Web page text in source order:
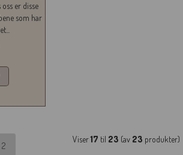
er disse
som har
2
Viser17 til 23 (av 23 produkter)